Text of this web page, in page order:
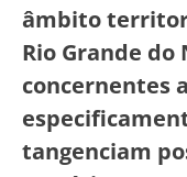
âmbito
Rio Grande
concernentes
tangenciam